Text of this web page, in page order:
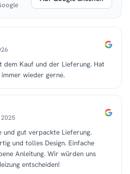
Kauf und der Lieferung. Hat
wieder gerne.
2025
und gut verpackte Lieferung.
und tolles Design. Einfache
Anleitung. Wir würden uns
entscheiden!